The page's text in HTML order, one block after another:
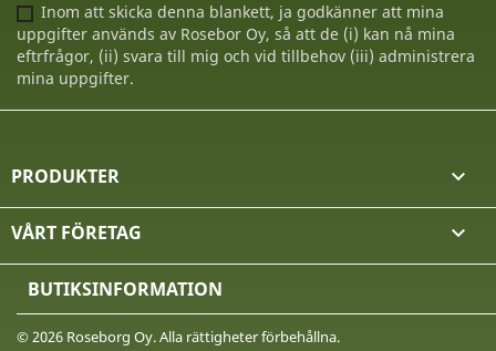
Inom att skicka denna blankett, ja godkänner att mina
uppgifter används av Rosebor Oy, så att de (i) kan nå mina
eftrfrågor, (ii) svara till mig och vid tillbehov (iii) administrera
mina uppgifter.
PRODUKTER 
VÅRT FÖRETAG 
BUTIKSINFORMATION
© 2026 Roseborg Oy. Alla rättigheter förbehållna.